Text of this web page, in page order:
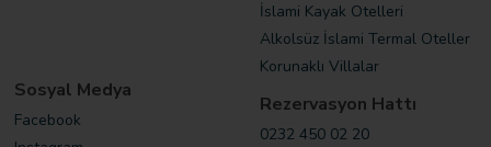
İslami Kayak Otelleri
Alkolsüz İslami Termal Oteller
Korunaklı Villalar
Sosyal Medya
Facebook
Rezervasyon Hattı
0232 450 02 20